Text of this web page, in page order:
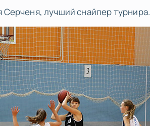
лучший снайпер турнира.